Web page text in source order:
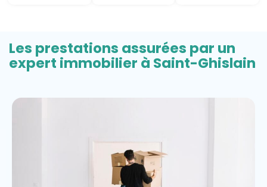
Les prestations assurées par un
expert immobilier à Saint-Ghislain